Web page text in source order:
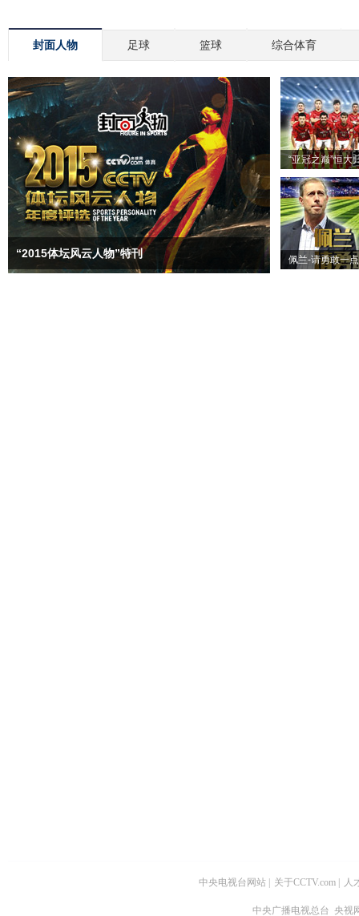
封面人物 足球 篮球 综合体育
“2015体坛风云人物”特刊
“亚冠之巅”恒大
佩兰-请勇敢一点
中央电视台网站 关于CCTV.com 人
中央广播电视总台 央视